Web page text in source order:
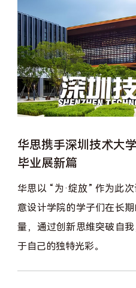
华思携手深圳技术大
毕业展新篇
华思以 “为·绽放” 作为此
意设计学院的学子们在长
量，通过创新思维突破自
于自己的独特光彩。